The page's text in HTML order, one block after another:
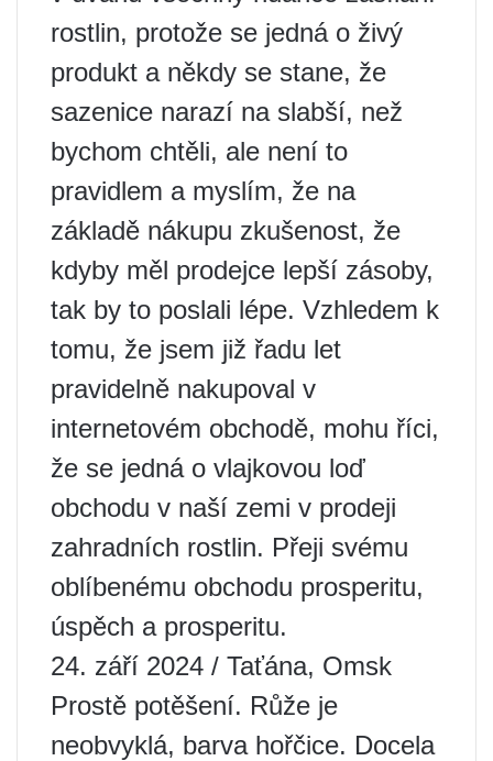
rostlin, protože se jedná o živý
produkt a někdy se stane, že
sazenice narazí na slabší, než
bychom chtěli, ale není to
pravidlem a myslím, že na
základě nákupu zkušenost, že
kdyby měl prodejce lepší zásoby,
tak by to poslali lépe. Vzhledem k
tomu, že jsem již řadu let
pravidelně nakupoval v
internetovém obchodě, mohu říci,
že se jedná o vlajkovou loď
obchodu v naší zemi v prodeji
zahradních rostlin. Přeji svému
oblíbenému obchodu prosperitu,
úspěch a prosperitu.
24. září 2024 / Taťána, Omsk
Prostě potěšení. Růže je
neobvyklá, barva hořčice. Docela